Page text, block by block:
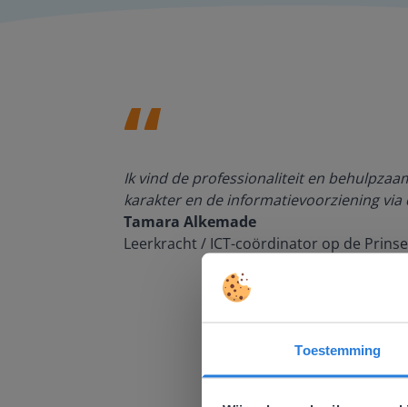
Toestemming
Ik vind de professionaliteit en
karakter en de informatievoorziening
Tamara Alkemade
Leerkracht / ICT-coördinator op de
Deze